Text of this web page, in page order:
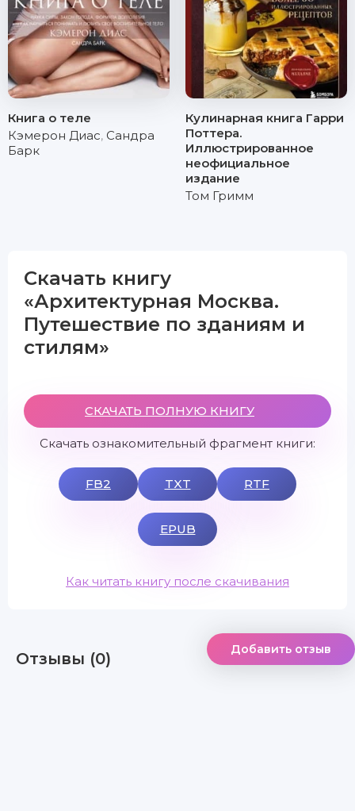
Книга о теле
Кэмерон Диас, Сандра
Барк
Кулинарная книга Гарри
Поттера.
Иллюстрированное
неофициальное
издание
Том Гримм
Скачать книгу
«Архитектурная Москва.
Путешествие по зданиям и
стилям»
СКАЧАТЬ ПОЛНУЮ КНИГУ
Скачать ознакомительный фрагмент книги:
FB2 TXT RTF
EPUB
Как читать книгу после скачивания
Отзывы (0) Добавить отзыв